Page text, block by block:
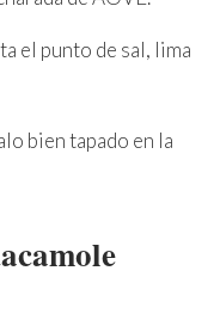
el punto de sal, lima
bien tapado en la